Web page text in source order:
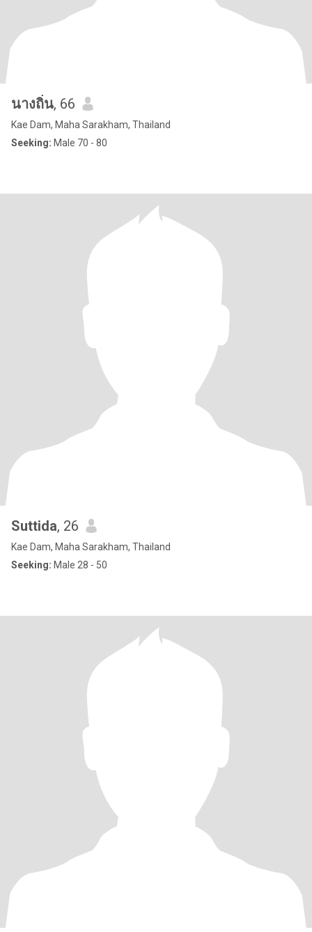
นางถิ่น, 66
Kae Dam, Maha Sarakham, Thailand
Seeking: Male 70 - 80
Suttida, 26
Kae Dam, Maha Sarakham, Thailand
Seeking: Male 28 - 50